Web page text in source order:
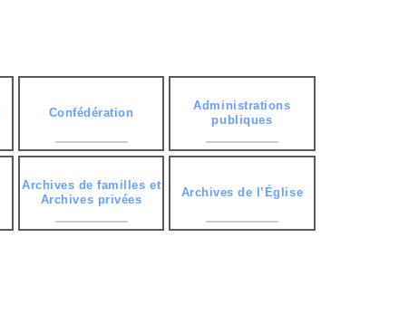
Confédération
Administrations
publiques
Archives de familles et
Archives privées
Archives de l’Église